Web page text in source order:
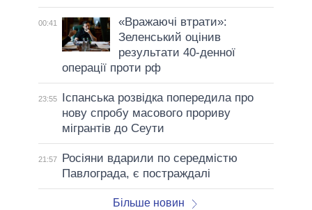
00:41
«Вражаючі втрати»:
Зеленський оцінив
результати 40-денної
операції проти рф
23:55
Іспанська розвідка попередила про
нову спробу масового прориву
мігрантів до Сеути
21:57
Росіяни вдарили по середмістю
Павлограда, є постраждалі
Більше новин